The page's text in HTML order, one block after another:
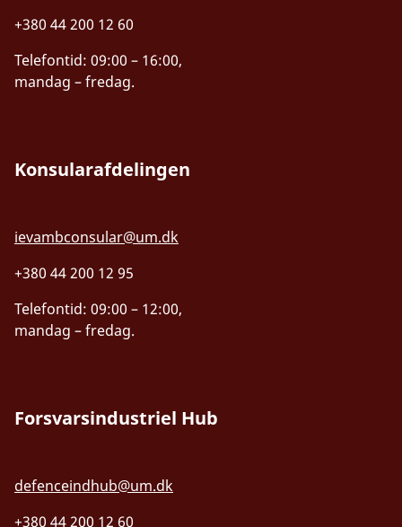
+380 44 200 12 60
Telefontid: 09:00 – 16:00,
mandag – fredag.
Konsularafdelingen
ievambconsular@um.dk
+380 44 200 12 95
Telefontid: 09:00 – 12:00,
mandag – fredag.
Forsvarsindustriel Hub
defenceindhub@um.dk
+380 44 200 12 60